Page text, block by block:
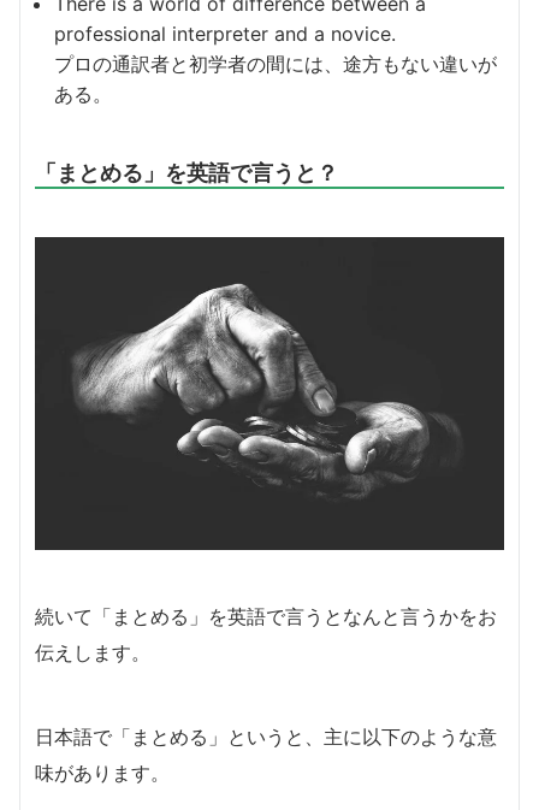
professional interpreter and a novice.
プロの通訳者と初学者の間には、途方もない違いが
ある。
「まとめる」を英語で言うと？
続いて「まとめる」を英語で言うとなんと言うかをお
伝えします。
日本語で「まとめる」というと、主に以下のような意
味があります。